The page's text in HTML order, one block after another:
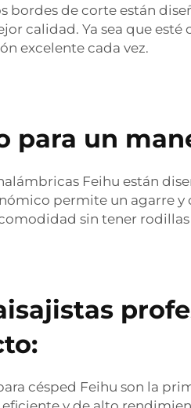
bordes de corte están
calidad. Ya sea que
excelente cada vez.
para un
Feihu están
permite un agarre
sin tener
césped Feihu son la